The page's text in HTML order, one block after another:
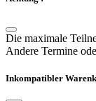
Die maximale
Andere Termine
Inkompatibler